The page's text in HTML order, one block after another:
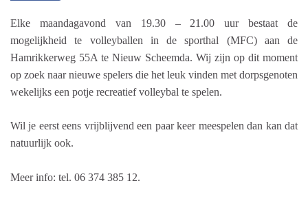
Elke maandagavond van 19.30 – 21.00 uur bestaat de
mogelijkheid te volleyballen in de sporthal (MFC) aan de
Hamrikkerweg 55A te Nieuw Scheemda. Wij zijn op dit moment
op zoek naar nieuwe spelers die het leuk vinden met dorpsgenoten
wekelijks een potje recreatief volleybal te spelen.
Wil je eerst eens vrijblijvend een paar keer meespelen dan kan dat
natuurlijk ook.
Meer info: tel. 06 374 385 12.